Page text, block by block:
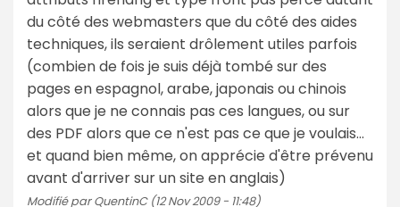
du côté des webmasters que du côté des aides
techniques, ils seraient drôlement utiles parfois
(combien de fois je suis déjà tombé sur des
pages en espagnol, arabe, japonais ou chinois
alors que je ne connais pas ces langues, ou sur
des PDF alors que ce n'est pas ce que je voulais...
et quand bien même, on apprécie d'être prévenu
avant d'arriver sur un site en anglais)
Modifié par QuentinC (12 Nov 2009 - 11:48)